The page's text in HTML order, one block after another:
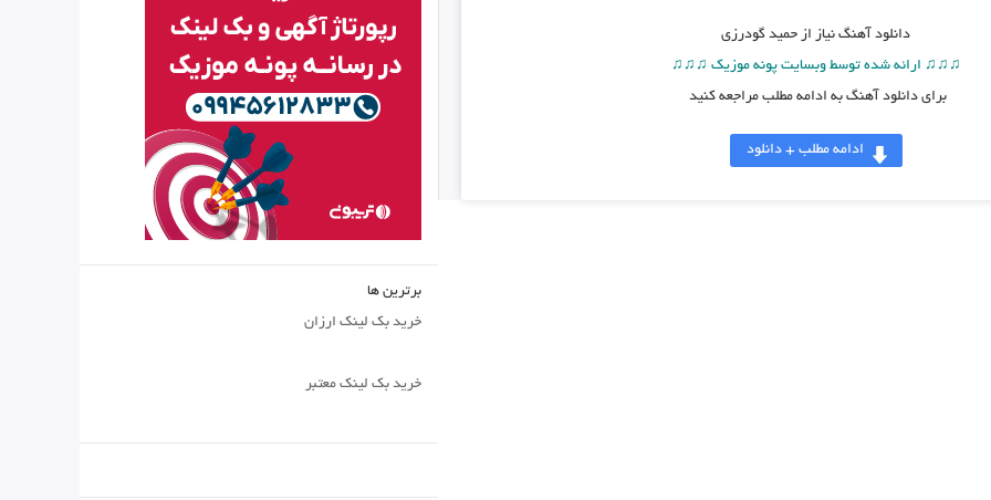
دانلود آهنگنیاز از حمید گودرزی
♫♫♫ ارائه شده توسط وبسایت پونه موزیک ♫♫♫
برای دانلود آهنگ به ادامه مطلب مراجعه کنید
ادامه مطلب + دانلود
برترین ها
خرید بک لینک ارزان
خرید بک لینک معتبر